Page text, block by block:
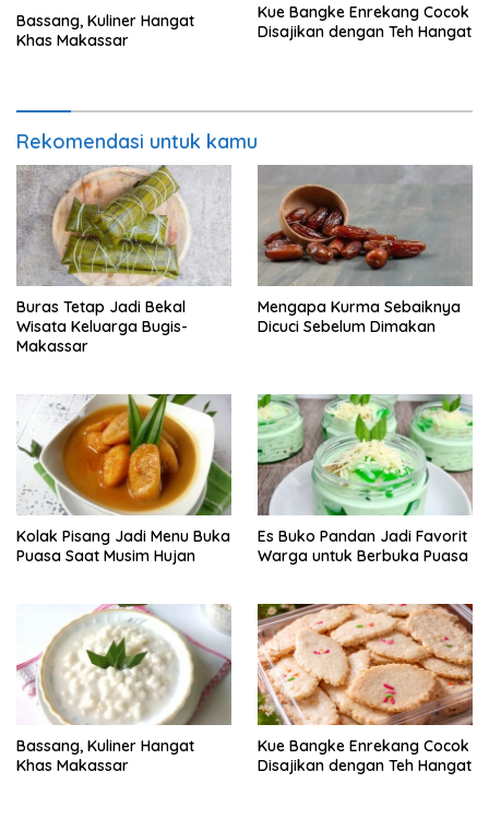
Bassang, Kuliner Hangat
Khas Makassar
Kue Bangke Enrekang Cocok
Disajikan dengan Teh Hangat
Rekomendasi untuk kamu
Buras Tetap Jadi Bekal
Wisata Keluarga Bugis-
Makassar
Mengapa Kurma Sebaiknya
Dicuci Sebelum Dimakan
Kolak Pisang Jadi Menu Buka
Puasa Saat Musim Hujan
Es Buko Pandan Jadi Favorit
Warga untuk Berbuka Puasa
Bassang, Kuliner Hangat
Khas Makassar
Kue Bangke Enrekang Cocok
Disajikan dengan Teh Hangat